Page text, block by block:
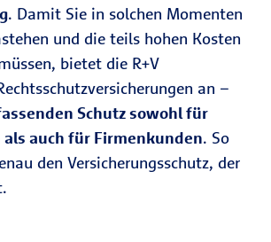
. Damit Sie in solchen Momenten
und die teils hohen Kosten
bietet die R+V
an –
Schutz sowohl für
auch für Firmenkunden. So
den Versicherungsschutz, der